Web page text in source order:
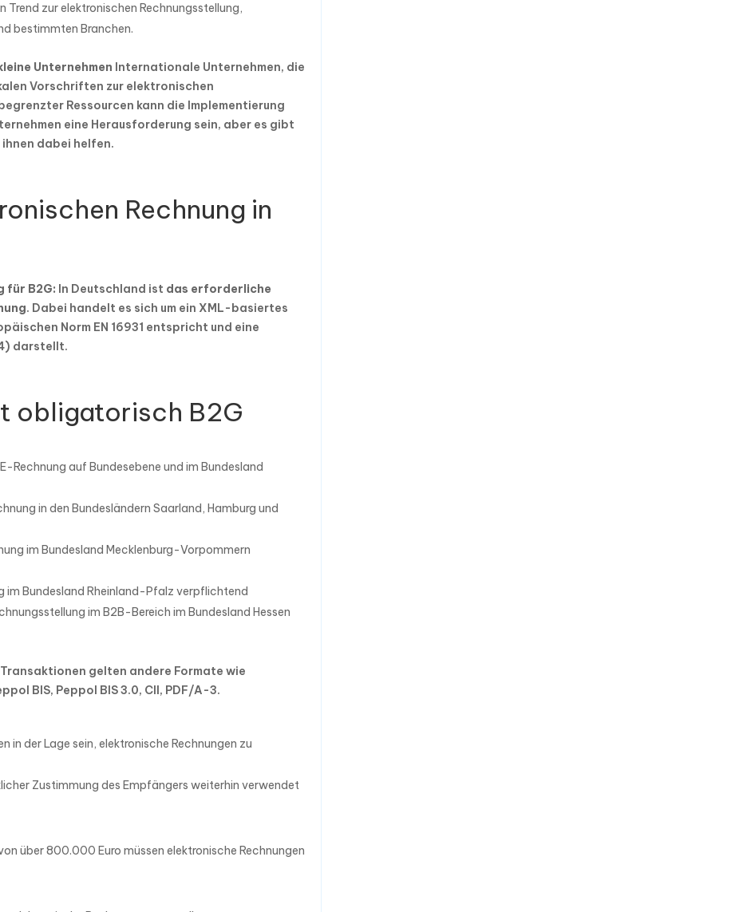
zur elektronischen Rechnungsstellung,
bestimmten Branchen.
Unternehmen Internationale Unternehmen, die
Vorschriften zur elektronischen
Ressourcen kann die Implementierung
eine Herausforderung sein, aber es gibt
dabei helfen.
Rechnung in
für B2G: In Deutschland ist das erforderliche
. Dabei handelt es sich um ein XML-basiertes
Norm EN 16931 entspricht und eine
darstellt.
obligatorisch B2G
auf Bundesebene und im Bundesland
in den Bundesländern Saarland, Hamburg und
im Bundesland Mecklenburg-Vorpommern
im Bundesland Rheinland-Pfalz verpflichtend
im B2B-Bereich im Bundesland Hessen
gelten andere Formate wie
BIS, Peppol BIS 3.0, CII, PDF/A-3.
in der Lage sein, elektronische Rechnungen zu
Zustimmung des Empfängers weiterhin verwendet
über 800.000 Euro müssen elektronische Rechnungen